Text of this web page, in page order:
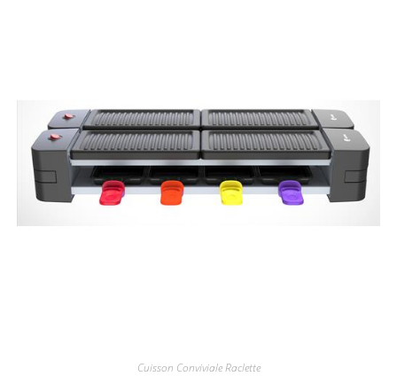
Cuisson Conviviale Raclette